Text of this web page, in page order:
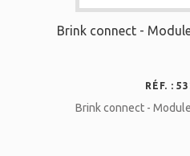
Brink connect -
RÉF. :
Brink connect -